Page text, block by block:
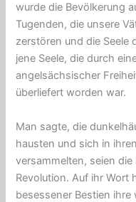
wurde die Bevölkerung
Tugenden, die unsere
zerstören und die Seele
jene Seele, die durch
angelsächsischer
überliefert worden war.
Man sagte, die
hausten und sich in
versammelten, seien
Revolution. Auf ihr Wort
besessener Bestien ihre